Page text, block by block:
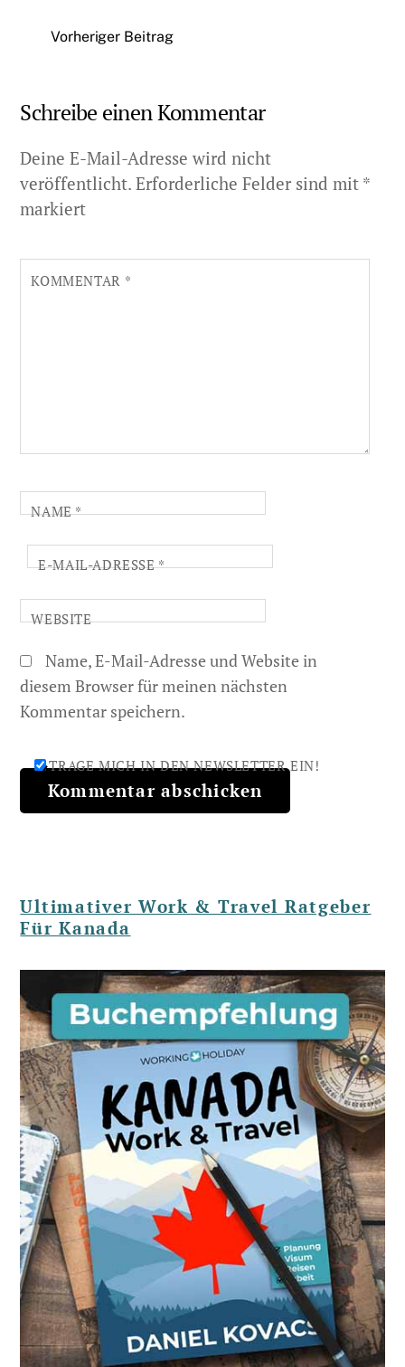
Vorheriger Beitrag
Schreibe einen Kommentar
Deine E-Mail-Adresse wird nicht
veröffentlicht. Erforderliche Felder sind mit *
markiert
KOMMENTAR *
NAME*
E-MAIL-ADRESSE*
WEBSITE
Name, E-Mail-Adresse und Website in
diesem Browser für meinen nächsten
Kommentar speichern.
TRAGE MICH IN DEN NEWSLETTER EIN!
Ultimativer Work & Travel Ratgeber
Für Kanada